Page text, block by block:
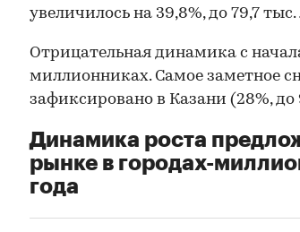
увеличилось на 39,8%, до 79,7 тыс.
Отрицательная динамика с
миллионниках. Самое заметное
зафиксировано в Казани (28%, до
Динамика роста
рынке в городах-
года